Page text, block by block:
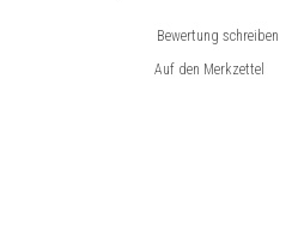
Bewertung schreiben